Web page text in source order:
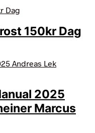
150kr Dag
2025
Marcus